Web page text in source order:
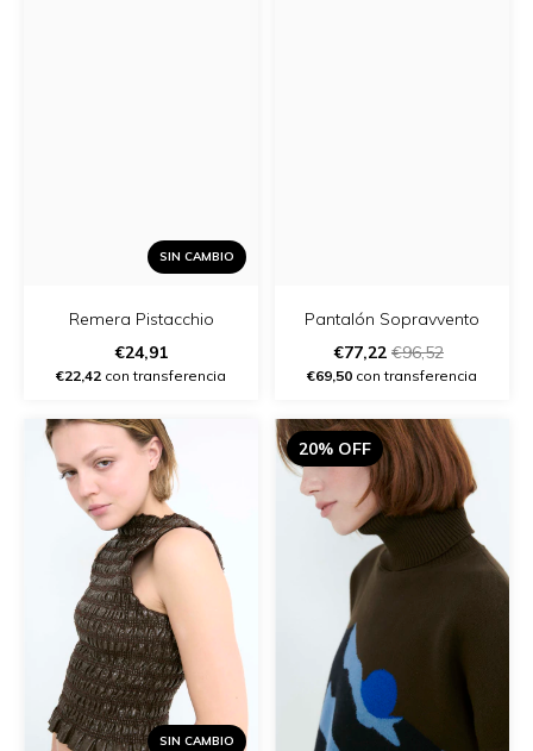
SIN CAMBIO
Remera Pistacchio
€24,91
€22,42 con transferencia
Pantalón Sopravvento
€77,22 €96,52
€69,50 con transferencia
SIN CAMBIO
20% OFF